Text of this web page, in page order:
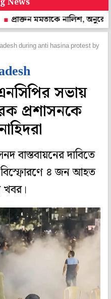
মমতাকে নালিশ, অনুরোধ করে চিঠি!
during anti hasina protest by by
সভায়
প্রশাসনকে
বাস্তবায়নের দাবিতে
৪ জন আহত